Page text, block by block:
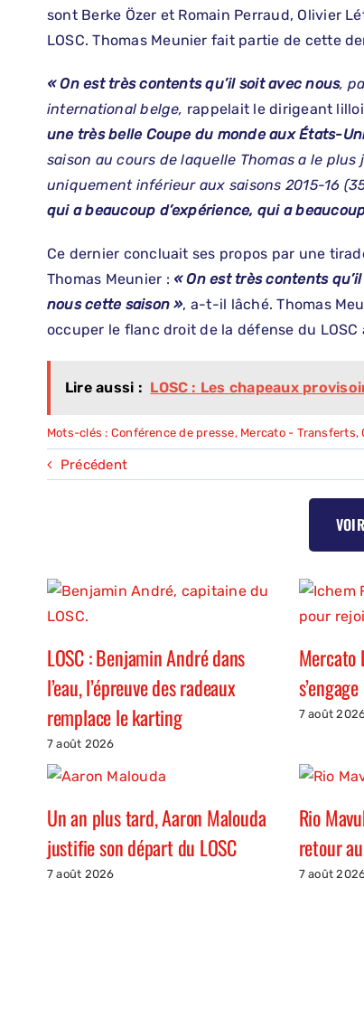
sont Berke Özer et Romain Perraud, Olivier
LOSC. Thomas Meunier fait partie de cette
« On est très contents qu’il soit avec nous,
international belge, rappelait le dirigeant
une très belle Coupe du monde aux États-
saison au cours de laquelle Thomas a le
uniquement inférieur aux saisons 2015-16
qui a beaucoup d’expérience, qui a
Ce dernier concluait ses propos par une
Thomas Meunier : « On est très contents
nous cette saison », a-t-il lâché. Thomas
occuper le flanc droit de la défense du
Lire aussi : LOSC : Les chapeaux
Mots-clés : Conférence de presse, Mercato - Transferts,
Précédent
LOSC : Benjamin André dans
l’eau, l’épreuve des radeaux
remplace le karting
7 août 2026
Mercato
7 août
Un an plus tard, Aaron Malouda
justifie son départ du LOSC
7 août 2026
Rio
retour
7 août